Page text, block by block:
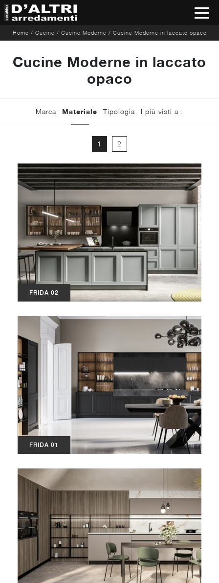
Home / Cucine / Cucine Moderne / Cucine Moderne in laccato opaco
Cucine Moderne in laccato
opaco
Marca Materiale Tipologia I più visti a :
1 2
FRIDA 02
FRIDA 01